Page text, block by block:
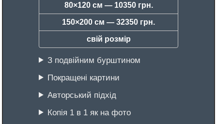
80×120 см — 10350 грн.
150×200 см — 32350 грн.
свій розмір
З подвійним бурштином
Покращені картини
Авторський підхід
Копія 1 в 1 як на фото